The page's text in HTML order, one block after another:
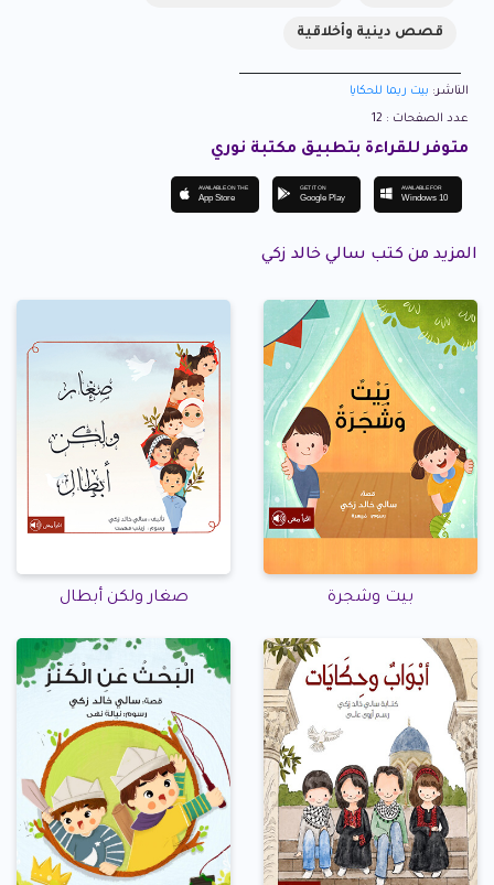
قصص دينية وأخلاقية
الناشر: بيت ريما للحكايا
عدد الصفحات : 12
متوفر للقراءة بتطبيق مكتبة نوري
AVAILABLE ON THE
App Store
GET IT ON
Google Play
AVAILABLE FOR
Windows 10
المزيد من كتب سالي خالد زكي
بيت وشجرة صغار ولكن أبطال